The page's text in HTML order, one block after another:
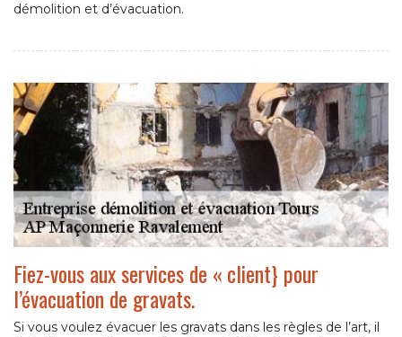
démolition et d’évacuation.
Fiez-vous aux services de « client} pour
l’évacuation de gravats.
Si vous voulez évacuer les gravats dans les règles de l’art, il